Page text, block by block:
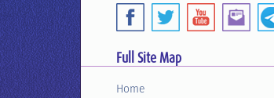
Full Site Map
Home